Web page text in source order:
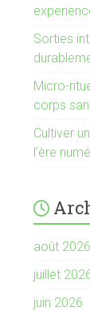
Sorties
Micro-
corps
Cultiver
l’ère
août 2026
juillet
juin 2026